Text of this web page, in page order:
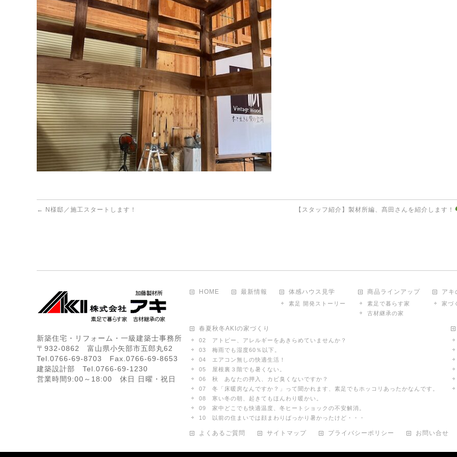
← N様邸／施工スタートします！ 【スタッフ紹介】製材所編、髙田さんを紹介します！
新築住宅・リフォーム・一級建築士事務所
〒932-0862 富山県小矢部市五郎丸62
Tel.0766-69-8703 Fax.0766-69-8653
建築設計部 Tel.0766-69-1230
営業時間9:00～18:00 休日 日曜・祝日
HOME 最新情報 体感ハウス見学
素足 開発ストーリー
商品ラインアップ
素足で暮らす家
古材継承の家
アキ
家づ
春夏秋冬AKIの家づくり
02 アトピー、アレルギーをあきらめていませんか？
03 梅雨でも湿度60％以下。
04 エアコン無しの快適生活！
05 屋根裏３階でも暑くない。
06 秋 あなたの押入、カビ臭くないですか？
07 冬「床暖房なんですか？」って聞かれます、素足でもホッコリあったかなんです。
08 寒い冬の朝、起きてもほんわり暖かい。
09 家中どこでも快適温度、冬ヒートショックの不安解消。
10 以前の住まいでは顔まわりばっかり暑かったけど・・・
よくあるご質問 サイトマップ プライバシーポリシー お問い合せ